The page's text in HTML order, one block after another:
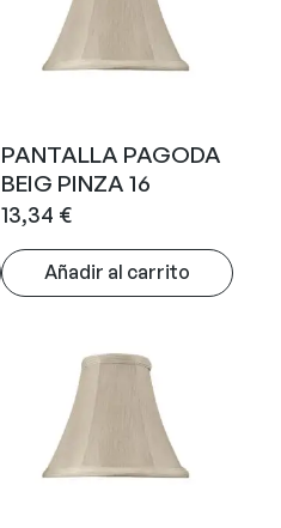
PANTALLA PAGODA
BEIG PINZA 16
13,34 €
Añadir al carrito